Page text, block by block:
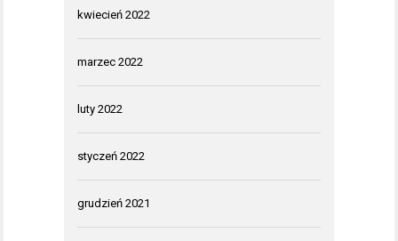
kwiecień 2022
marzec 2022
luty 2022
styczeń 2022
grudzień 2021